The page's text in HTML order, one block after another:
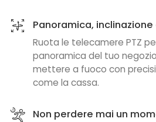
Panoramica, inclinazione
Ruota le telecamere PTZ
panoramica del tuo
mettere a fuoco con
come la cassa.
Non perdere mai un